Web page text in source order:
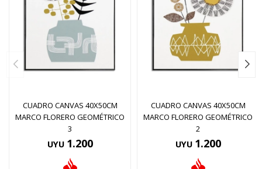
CUADRO CANVAS 40X50CM
MARCO FLORERO GEOMÉTRICO
3
UYU 1.200
CUADRO CANVAS 40X50CM
MARCO FLORERO GEOMÉTRICO
2
UYU 1.200